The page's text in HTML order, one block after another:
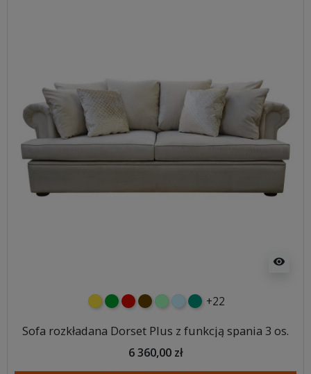
visibility
żółtyzielonyczerwony
czekoladowy
miętowybłękitny
turkusowy
+22
Sofa rozkładana Dorset Plus z funkcją spania 3 os.
6 360,00 zł